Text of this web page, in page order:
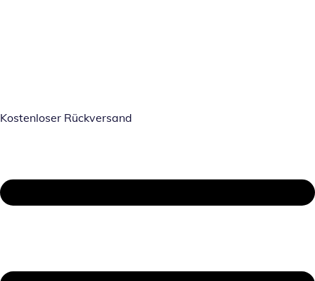
Kostenloser Rückversand